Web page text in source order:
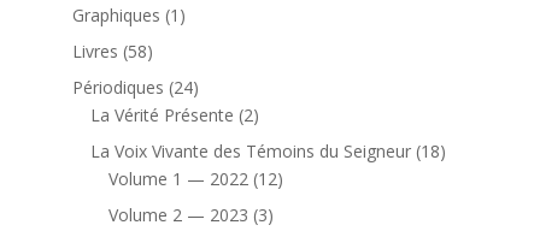
Graphiques 1 1
Livres 5858
produits
Périodiques 2424
produits
La Vérité Présente 22
produits
La Voix Vivante des Témoins du Seigneur 1818
Volume 1 — 2022 1212
Volume 2 — 2023 33